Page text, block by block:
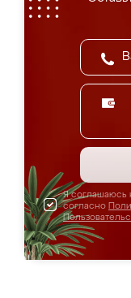
Я соглашаюсь
согласно